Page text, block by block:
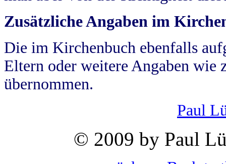
Zusätzliche Angaben im
Die im Kirchenbuch ebenfalls
Eltern oder weitere Angaben wie
übernommen.
Paul
© 2009 by Paul